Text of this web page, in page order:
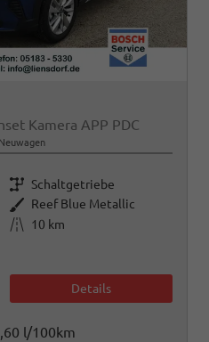
Kamera APP PDC
Neuwagen
Getriebe Schaltgetriebe
Außenfarbe Reef Blue Metallic
Kilometerstand
10 km
Details
l/100km